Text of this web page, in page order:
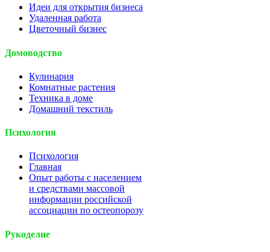
Идеи для открытия бизнеса
Удаленная работа
Цветочный бизнес
Домоводство
Кулинария
Комнатные растения
Техника в доме
Домашний текстиль
Психология
Психология
Главная
Опыт работы с населением
и средствами массовой
информации российской
ассоциации по остеопорозу
Рукоделие